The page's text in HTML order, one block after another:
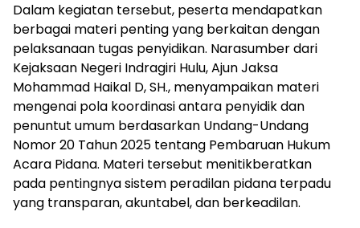
Dalam kegiatan tersebut, peserta mendapatkan
berbagai materi penting yang berkaitan dengan
pelaksanaan tugas penyidikan. Narasumber dari
Kejaksaan Negeri Indragiri Hulu, Ajun Jaksa
Mohammad Haikal D, SH., menyampaikan materi
mengenai pola koordinasi antara penyidik dan
penuntut umum berdasarkan Undang-Undang
Nomor 20 Tahun 2025 tentang Pembaruan Hukum
Acara Pidana. Materi tersebut menitikberatkan
pada pentingnya sistem peradilan pidana terpadu
yang transparan, akuntabel, dan berkeadilan.